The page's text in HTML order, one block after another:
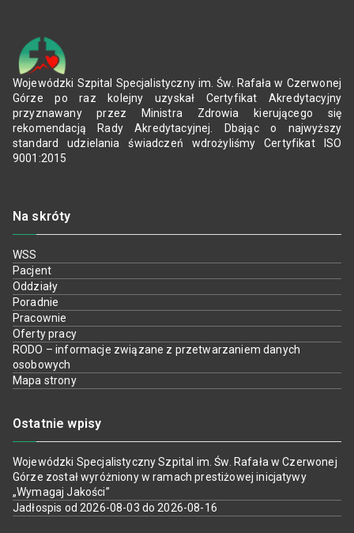
Wojewódzki Szpital Specjalistyczny im. Św. Rafała w Czerwonej
Górze po raz kolejny uzyskał Certyfikat Akredytacyjny
przyznawany przez Ministra Zdrowia kierującego się
rekomendacją Rady Akredytacyjnej. Dbając o najwyższy
standard udzielania świadczeń wdrożyliśmy Certyfikat ISO
9001:2015
Na skróty
WSS
Pacjent
Oddziały
Poradnie
Pracownie
Oferty pracy
RODO – informacje związane z przetwarzaniem danych
osobowych
Mapa strony
Ostatnie wpisy
Wojewódzki Specjalistyczny Szpital im. Św. Rafała w Czerwonej
Górze został wyróżniony w ramach prestiżowej inicjatywy
„Wymagaj Jakości”
Jadłospis od 2026-08-03 do 2026-08-16